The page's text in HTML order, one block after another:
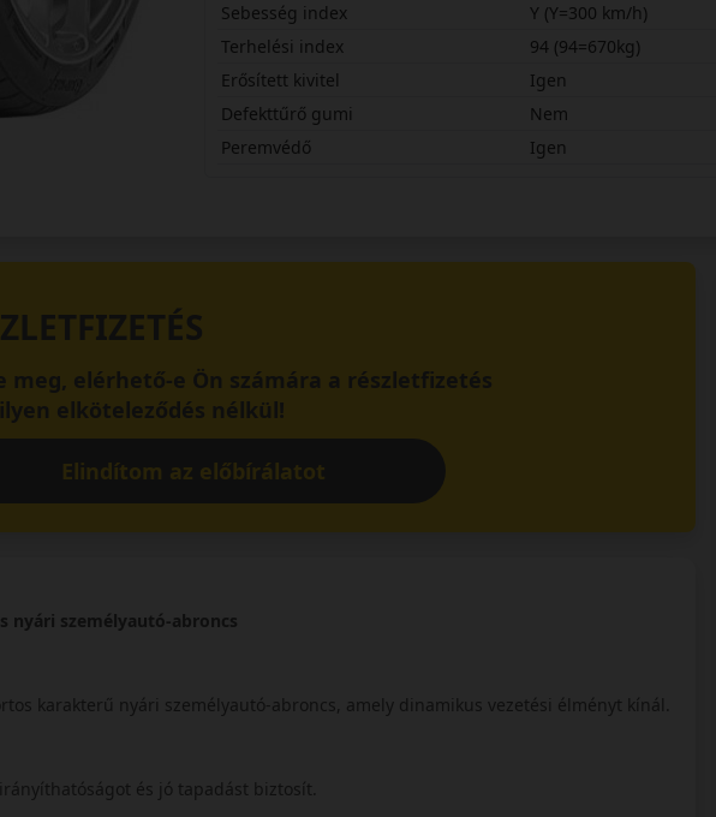
Sebesség index
Y (Y=300 km/h)
Terhelési index
94 (94=670kg)
Erősített kivitel
Igen
Defekttűrő gumi
Nem
Peremvédő
Igen
meg, elérhető-e Ön számára a részletfizetés
elköteleződés nélkül!
Elindítom az előbírálatot
nyári személyautó-abroncs
karakterű nyári személyautó-abroncs, amely dinamikus vezetési élményt kínál.
és jó tapadást biztosít.